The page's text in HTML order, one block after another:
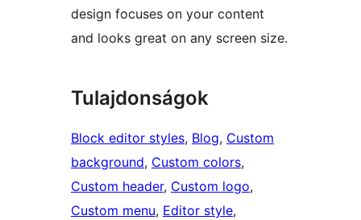
design focuses on your content
and looks great on any screen size.
Tulajdonságok
Block editor styles, Blog, Custom
background, Custom colors
Custom header, Custom logo
Custom menu, Editor style